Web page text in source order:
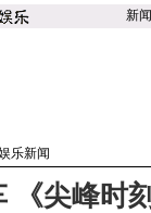
新闻
乐新闻
《尖峰时